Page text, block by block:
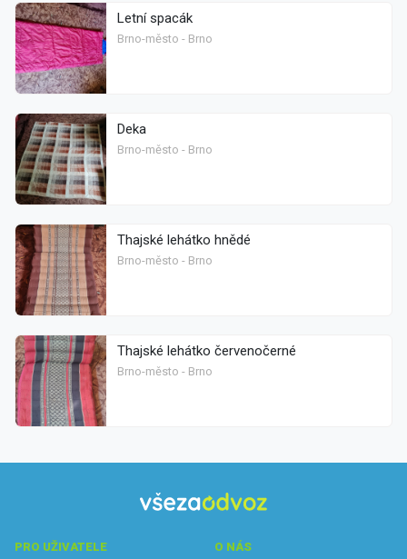
Letní spacák
Brno-město - Brno
Deka
Brno-město - Brno
Thajské lehátko hnědé
Brno-město - Brno
Thajské lehátko červenočerné
Brno-město - Brno
PRO UŽIVATELE O NÁS